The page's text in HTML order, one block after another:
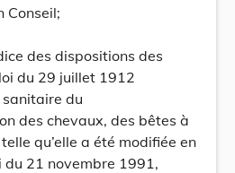
Conseil;
des dispositions des
du 29 juillet 1912
du
des chevaux, des bêtes à
qu’elle a été modifiée en
21 novembre 1991,